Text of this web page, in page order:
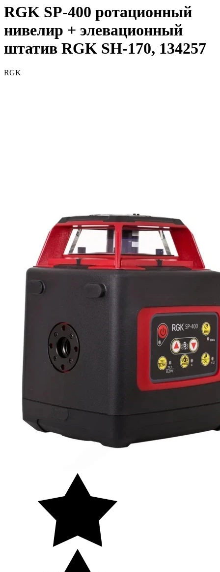
RGK SP-400 ротационный
нивелир + элевационный
штатив RGK SH-170, 134257
RGK